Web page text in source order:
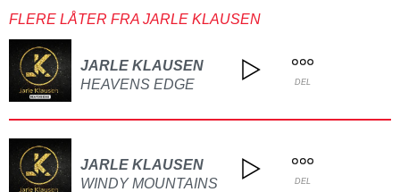
FLERE LÅTER FRA JARLE KLAUSEN
JARLE KLAUSEN
HEAVENS EDGE
DEL
JARLE KLAUSEN
WINDY MOUNTAINS
DEL